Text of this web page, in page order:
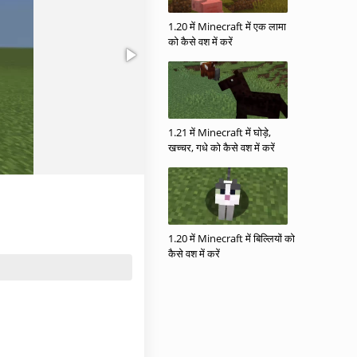
1.20 में Minecraft में एक लामा
को कैसे वश में करें
1.21 में Minecraft में घोड़े,
खच्चर, गधे को कैसे वश में करें
1.20 में Minecraft में बिल्लियों को
कैसे वश में करें